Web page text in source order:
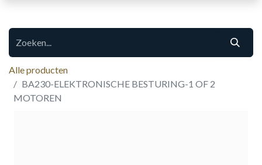
Alle producten
BA230-ELEKTRONISCHE BESTURING-1 OF 2
MOTOREN